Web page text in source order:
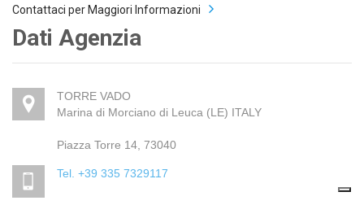
Contattaci per Maggiori Informazioni
Dati Agenzia
TORRE VADO
Marina di Morciano di Leuca (LE) ITALY
Piazza Torre 14, 73040
Tel. +39 335 7329117